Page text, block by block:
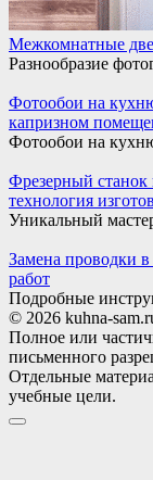
Межкомнатные
Разнообразие
Фотообои на
капризном
Фотообои на
Фрезерный станок
технология
Уникальный
Замена проводки
работ
Подробные
© 2026 kuhna-
Полное или
письменного
Отдельные
учебные цели.